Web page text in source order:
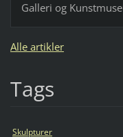
Galleri og
Alle artikler
Tags
Skulpturer